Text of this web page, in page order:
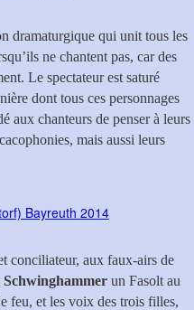
dramaturgique qui unit tous les
ne chantent pas, car des
Le spectateur est saturé
dont tous ces personnages
aux chanteurs de penser à leurs
mais aussi leurs
conciliateur, aux faux-airs de
un Fasolt au
feu, et les voix des trois filles,